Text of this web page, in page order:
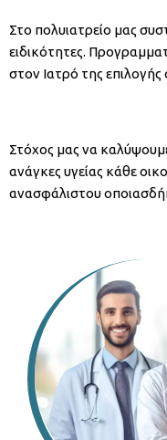
Στο πολυιατρείο μας
ειδικότητες.
στον Ιατρό της επιλογής
Στόχος μας να
ανάγκες υγείας κάθε
ανασφάλιστου